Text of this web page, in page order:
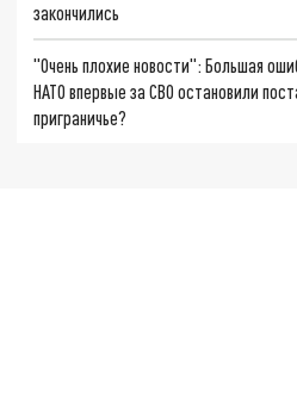
закончились
"Очень плохие новости": Большая
НАТО впервые за СВО остановили
приграничье?